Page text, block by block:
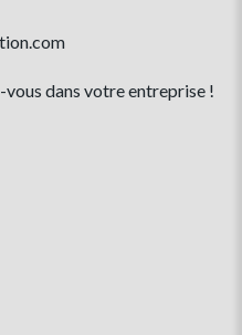
dans votre entreprise !